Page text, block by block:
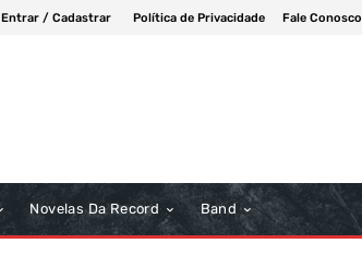
Entrar / Cadastrar Política de Privacidade Fale Conosco
Novelas Da Record Band